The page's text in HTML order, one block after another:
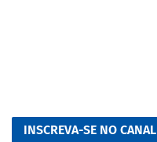
INSCREVA-SE NO CANAL